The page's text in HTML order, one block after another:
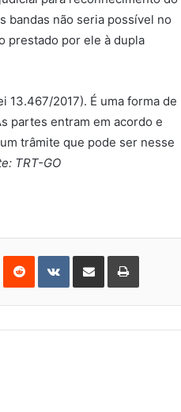
bandas não seria possível no
prestado por ele à dupla
13.467/2017). É uma forma de
partes entram em acordo e
trâmite que pode ser nesse
TRT-GO
PinterestReddit VKontakteShare
Email
Print